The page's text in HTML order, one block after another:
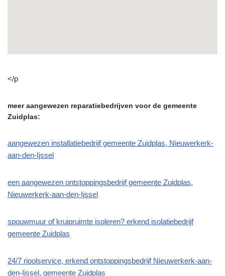
</p
meer aangewezen reparatiebedrijven voor de gemeente
Zuidplas:
aangewezen installatiebedrijf gemeente Zuidplas, Nieuwerkerk-
aan-den-Ijssel
een aangewezen ontstoppingsbedrijf gemeente Zuidplas,
Nieuwerkerk-aan-den-Ijssel
spouwmuur of kruipruimte isoleren? erkend isolatiebedrijf
gemeente Zuidplas
24/7 rioolservice, erkend ontstoppingsbedrijf Nieuwerkerk-aan-
den-Ijssel, gemeente Zuidplas